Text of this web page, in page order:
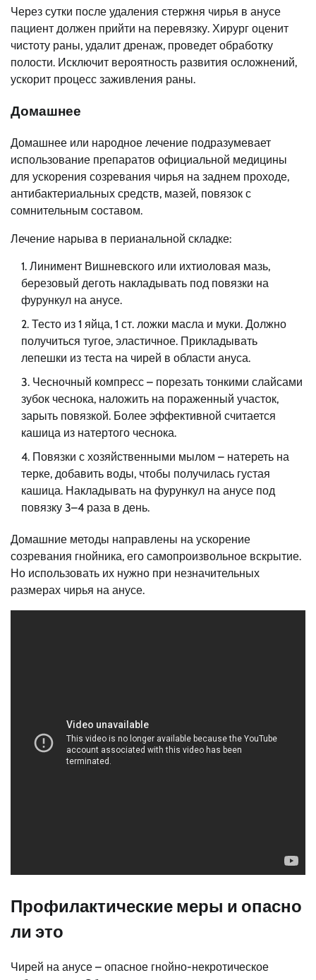
Через сутки после удаления стержня чирья в анусе
пациент должен прийти на перевязку. Хирург оценит
чистоту раны, удалит дренаж, проведет обработку
полости. Исключит вероятность развития осложнений,
ускорит процесс заживления раны.
Домашнее
Домашнее или народное лечение подразумевает
использование препаратов официальной медицины
для ускорения созревания чирья на заднем проходе,
антибактериальных средств, мазей, повязок с
сомнительным составом.
Лечение нарыва в перианальной складке:
Линимент Вишневского или ихтиоловая мазь,
березовый деготь накладывать под повязки на
фурункул на анусе.
Тесто из 1 яйца, 1 ст. ложки масла и муки. Должно
получиться тугое, эластичное. Прикладывать
лепешки из теста на чирей в области ануса.
Чесночный компресс – порезать тонкими слайсами
зубок чеснока, наложить на пораженный участок,
зарыть повязкой. Более эффективной считается
кашица из натертого чеснока.
Повязки с хозяйственными мылом – натереть на
терке, добавить воды, чтобы получилась густая
кашица. Накладывать на фурункул на анусе под
повязку 3–4 раза в день.
Домашние методы направлены на ускорение
созревания гнойника, его самопроизвольное вскрытие.
Но использовать их нужно при незначительных
размерах чирья на анусе.
Профилактические меры и опасно
ли это
Чирей на анусе – опасное гнойно-некротическое